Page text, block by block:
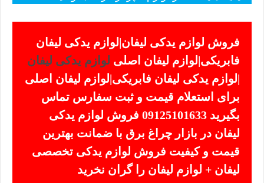
فروش لوازم یدکی لیفان|لوازم یدکی لیفان
فابریکی|لوازم لیفان اصلی لوازم یدکی لیفان
|لوازم یدکی لیفان فابریکی|لوازم لیفان اصلی
برای استعلام قیمت و ثبت سفارس تماس
بگیرید 09125101633 فروش لوازم یدکی
لیفان در بازار چراغ برق با ضمانت بهترین
قیمت و کیفیت فروش لوازم یدکی تخصصی
لیفان + لوازم لیفان را گران نخرید